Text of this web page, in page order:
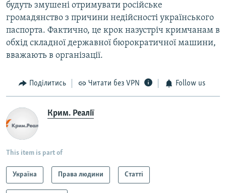
будуть змушені отримувати російське
громадянство з причини недійсності українського
паспорта. Фактично, це крок назустріч кримчанам в
обхід складної державної бюрократичної машини,
вважають в організації.
Поділитись Читати без VPN Follow us
Крим. Реалії
This item is part of
Україна Права людини Статті